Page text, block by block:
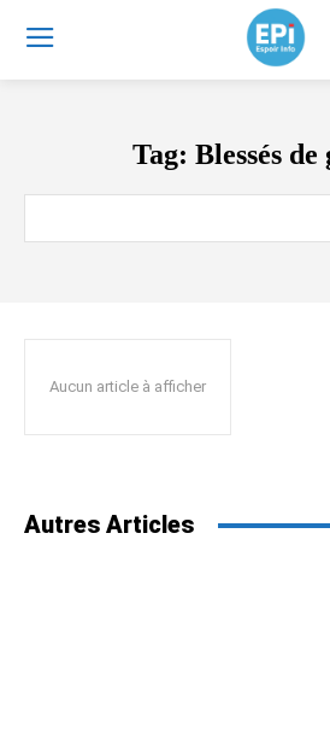
Tag: Blessés
Aucun article à afficher
Autres Articles